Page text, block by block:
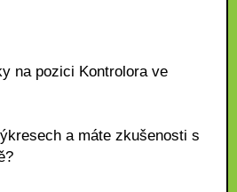
na pozici Kontrolora ve
a máte zkušenosti s